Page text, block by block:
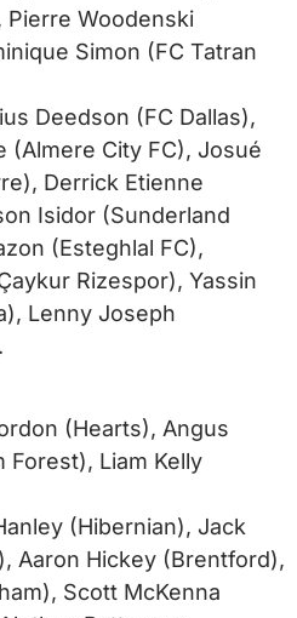
Pierre Woodenski
Simon (FC Tatran
Deedson (FC Dallas),
(Almere City FC), Josué
Derrick Etienne
Isidor (Sunderland
(Esteghlal FC),
Rizespor), Yassin
Lenny Joseph
(Hearts), Angus
Forest), Liam Kelly
(Hibernian), Jack
Aaron Hickey (Brentford),
Scott McKenna